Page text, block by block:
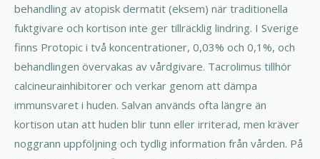
behandling av atopisk dermatit (eksem) när traditionella
fuktgivare och kortison inte ger tillräcklig lindring. I Sverige
finns Protopic i två koncentrationer, 0,03% och 0,1%, och
behandlingen övervakas av vårdgivare. Tacrolimus tillhör
calcineurainhibitorer och verkar genom att dämpa
immunsvaret i huden. Salvan används ofta längre än
kortison utan att huden blir tunn eller irriterad, men kräver
noggrann uppföljning och tydlig information från vården. På